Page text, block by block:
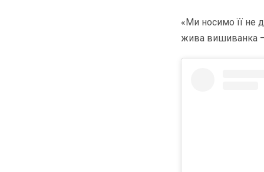
«Ми носимо її не
жива вишиванка